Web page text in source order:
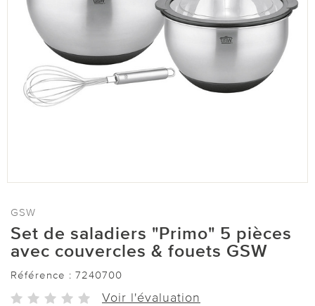
GSW
Set de saladiers "Primo" 5 pièces
avec couvercles & fouets GSW
Référence : 7240700
Voir l'évaluation